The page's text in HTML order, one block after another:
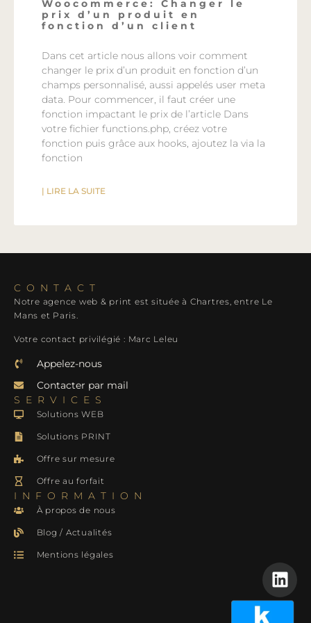
Woocommerce: Changer le
prix d’un produit en
fonction d’un client
Dans cet article nous allons voir comment
changer le prix d’un produit en fonction d’un
champs personnalisé, aussi appelés user meta
data. Pour commencer, il faut créer une
fonction impactant le prix de l’article Dans
votre fichier functions.php, créez votre
fonction puis grâce aux hooks, ajoutez la via la
fonction
| LIRE LA SUITE
CONTACT
Notre agence web & print est située à Chartres, entre Le
Mans et Paris.
Votre contact privilégié : Marc Leleu
Appelez-nous
Contacter par mail
SERVICES
Solutions WEB
Solutions PRINT
Offre sur mesure
Offre au forfait
INFORMATION
À propos de nous
Blog / Actualités
Mentions légales